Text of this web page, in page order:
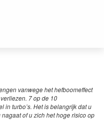
vanwege het hefboomeffect
7 op de 10
in turbo’s. Het is belangrijk dat u
of u zich het hoge risico op